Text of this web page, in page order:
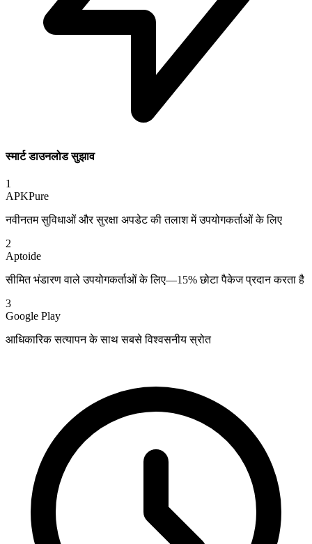
स्मार्ट डाउनलोड सुझाव
1
APKPure
नवीनतम सुविधाओं और सुरक्षा अपडेट की तलाश में उपयोगकर्ताओं के लिए
2
Aptoide
सीमित भंडारण वाले उपयोगकर्ताओं के लिए—15% छोटा पैकेज प्रदान करता है
3
Google Play
आधिकारिक सत्यापन के साथ सबसे विश्वसनीय स्रोत